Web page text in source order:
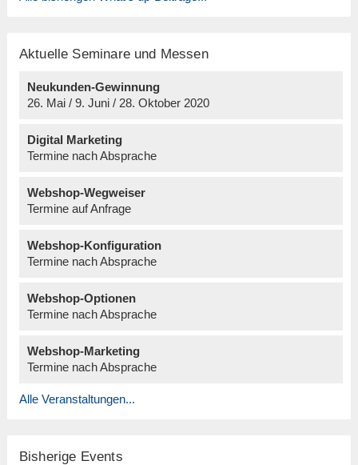
Aktuelle Seminare und Messen
Neukunden-Gewinnung
26. Mai / 9. Juni / 28. Oktober 2020
Digital Marketing
Termine nach Absprache
Webshop-Wegweiser
Termine auf Anfrage
Webshop-Konfiguration
Termine nach Absprache
Webshop-Optionen
Termine nach Absprache
Webshop-Marketing
Termine nach Absprache
Alle Veranstaltungen...
Bisherige Events